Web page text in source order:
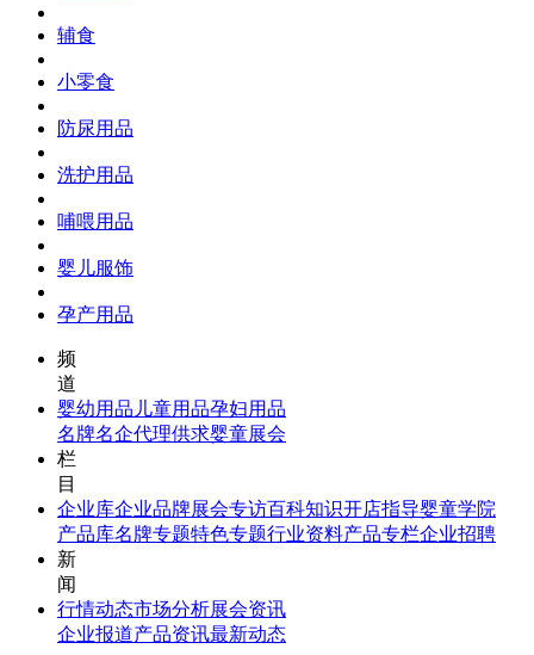
辅食
小零食
防尿用品
洗护用品
哺喂用品
婴儿服饰
孕产用品
频
道
婴幼用品 儿童用品孕妇用品
名牌名企代理供求婴童展会
栏
目
企业库企业品牌展会专访百科知识开店指导婴童学院
产品库名牌专题特色专题行业资料产品专栏企业招聘
新
闻
行情动态市场分析展会资讯
企业报道产品资讯最新动态